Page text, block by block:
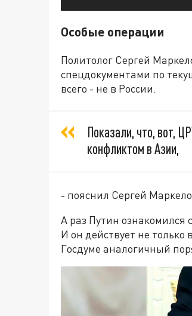
Особые операции
Политолог Сергей
спецдокументами по
всего - не в России.
Показали, что, вот,
конфликтом в Азии,
- пояснил Сергей
А раз Путин ознакомился
И он действует не
Госдуме аналогичный